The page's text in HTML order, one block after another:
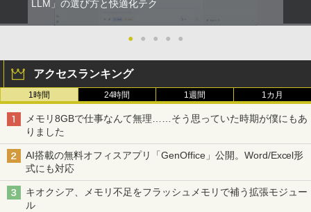
タブレットPC 中古パソコン Microsoft S
15Y メモリ 8GB SSD 128GB 10型 無線L
AN Wi-Fi 10インチ B5 本体 / 3ヶ月保証
中古パソコン 中古PC 中古ノートパソコ
ン 初期設定済み office付き (8351a)
￥15,880
on Windows11 Office付き メモリ16GB
SSD1TB 15.6型 FHD Webカメラ テンキ
Dell OptiPlex 3070 SFF フルセット 21.
500 メモリ8GB/16GB SSD256GB Wind
ows 11 Pro WPS Office 2 無線Wi-Fi DV
D 中古 デスクトップパソコン
￥43,800
3
Dell OptiPlex 7080 SFF 第10世代 Core
Type-C Windows11 デスクトップPC 中
古パソコン
DMI・アナログRGB対応｜スピーカー内
蔵｜PC・事務用ディスプレイ
￥8,800
3
【楽天1位!1,600円OFFクーポン 8/4 20:
00-8/11 01:59】Xiaomi Monitor A24i 20
Hzリフレッシュレート sRGB99% 1670
万色 300nits ΔE＜1 低ブルーライト 大
スタンド VESA
￥9,900
3
深在性う蝕に対するVital Pulp Therapy
歯髄保存か抜髄かは患者のために [ 辺見
浩一 ]
￥19,800
4
ゾンビのあふれた世界で俺だけが襲われ
LLM」の選び方と快適化テク
● ● ● ● ●
アクセスランキング
1時間 24時間 1週間 1カ月
メモリ8GBで仕事なんて無理……そう思っていた時期が僕にもあ
りました
AI搭載の無料オフィスアプリ「GenOffice」公開。Word/Excel形
式にも対応
キオクシア、メモリ不足をフラッシュメモリで補う拡張モジュー
ル